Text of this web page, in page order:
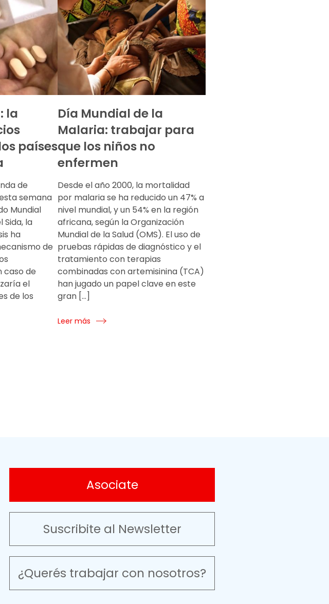
la
países
de
semana
Mundial
Sida, la
ha
de
caso de
el
de los
Día Mundial de la
Malaria: trabajar para
que los niños no
enfermen
Desde el año 2000, la mortalidad
por malaria se ha reducido un 47% a
nivel mundial, y un 54% en la región
africana, según la Organización
Mundial de la Salud (OMS). El uso de
pruebas rápidas de diagnóstico y el
tratamiento con terapias
combinadas con artemisinina (TCA)
han jugado un papel clave en este
gran […]
Leer más
Asociate
Suscribite al Newsletter
¿Querés trabajar con nosotros?